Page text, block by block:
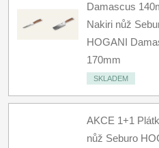
Damascus
Nakiri nůž
HOGANI
170mm
SKLADEM
AKCE 1+1
nůž Seburo